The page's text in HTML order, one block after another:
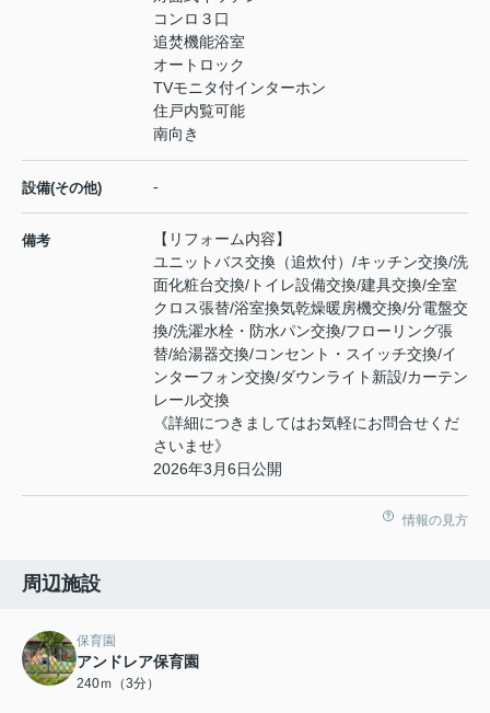
コンロ３口
追焚機能浴室
オートロック
TVモニタ付インターホン
住戸内覧可能
南向き
設備(その他) -
備考
【リフォーム内容】
ユニットバス交換（追炊付）/キッチン交換/洗
面化粧台交換/トイレ設備交換/建具交換/全室
クロス張替/浴室換気乾燥暖房機交換/分電盤交
換/洗濯水栓・防水パン交換/フローリング張
替/給湯器交換/コンセント・スイッチ交換/イ
ンターフォン交換/ダウンライト新設/カーテン
レール交換
《詳細につきましてはお気軽にお問合せくだ
さいませ》
2026年3月6日公開
情報の見方
周辺施設
保育園
アンドレア保育園
240ｍ（3分）